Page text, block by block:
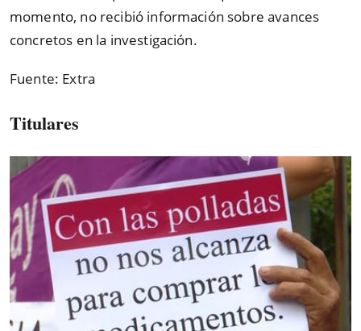
momento, no recibió información sobre avances
concretos en la investigación.
Fuente: Extra
Titulares